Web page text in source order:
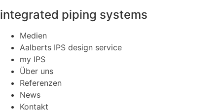
integrated piping systems
Medien
Aalberts IPS design service
my IPS
Über uns
Referenzen
News
Kontakt